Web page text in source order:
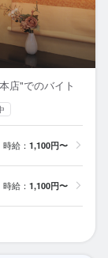
店"でのバイト
時給： 1,100円〜
時給： 1,100円〜